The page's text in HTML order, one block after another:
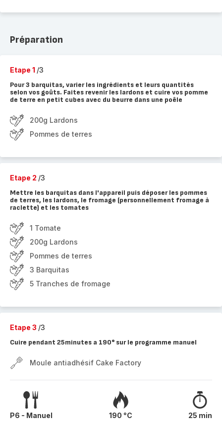
Préparation
Etape 1 /3
Pour 3 barquitas, varier les ingrédients et leurs quantités
selon vos goûts. Faites revenir les lardons et cuire vos pomme
de terre en petit cubes avec du beurre dans une poêle
200g Lardons
Pommes de terres
Etape 2 /3
Mettre les barquitas dans l'appareil puis déposer les pommes
de terres, les lardons, le fromage (personnellement fromage à
raclette) et les tomates
1 Tomate
200g Lardons
Pommes de terres
3 Barquitas
5 Tranches de fromage
Etape 3 /3
Cuire pendant 25minutes a 190° sur le programme manuel
Moule antiadhésif Cake Factory
P6 - Manuel 190 °C 25 min